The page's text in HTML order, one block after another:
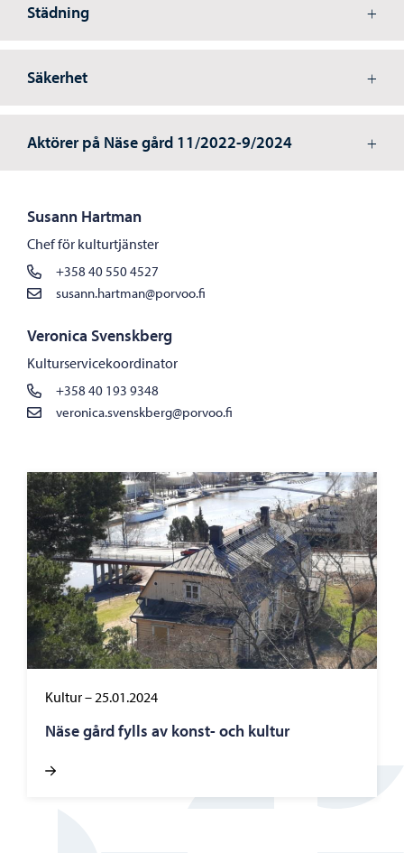
Städning
Säkerhet
Aktörer på Näse gård 11/2022-9/2024
Susann Hartman
Chef för kulturtjänster
+358 40 550 4527
susann.hartman@porvoo.fi
Veronica Svenskberg
Kulturservicekoordinator
+358 40 193 9348
veronica.svenskberg@porvoo.fi
Kultur– 25.01.2024
Näse gård fylls av konst- och kultur